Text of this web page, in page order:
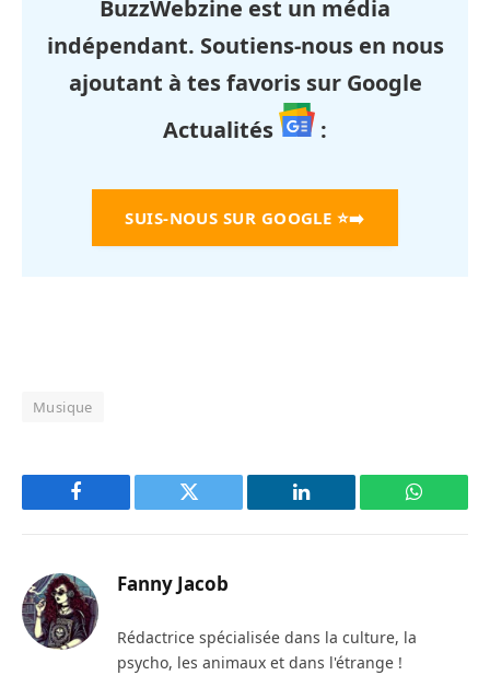
BuzzWebzine est un média
indépendant. Soutiens-nous en nous
ajoutant à tes favoris sur Google
Actualités
:
SUIS-NOUS SUR GOOGLE ⭐➡️
Musique
Facebook Twitter LinkedIn
Fanny Jacob
Rédactrice spécialisée dans la culture, la
psycho, les animaux et dans l'étrange !